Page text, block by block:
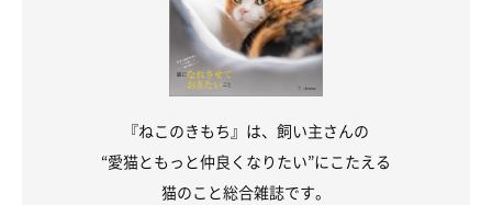
『ねこのきもち』は、飼い主さんの
“愛猫ともっと仲良くなりたい”にこたえる
猫のこと総合雑誌です。